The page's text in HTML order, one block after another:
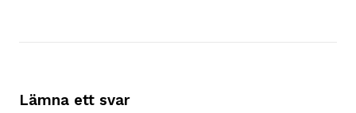
Lämna ett svar